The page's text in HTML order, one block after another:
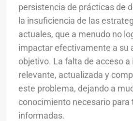
persistencia de prácticas de
la insuficiencia de las
actuales, que a menudo no
impactar efectivamente a su
objetivo. La falta de acceso
relevante, actualizada y
este problema, dejando a
conocimiento necesario para
informadas.